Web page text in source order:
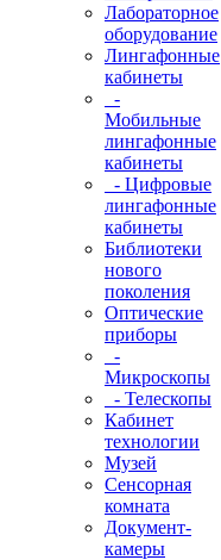
Лабораторное
оборудование
Лингафонные
кабинеты
-
Мобильные
лингафонные
кабинеты
- Цифровые
лингафонные
кабинеты
Библиотеки
нового
поколения
Оптические
приборы
-
Микроскопы
- Телескопы
Кабинет
технологии
Музей
Сенсорная
комната
Документ-
камеры